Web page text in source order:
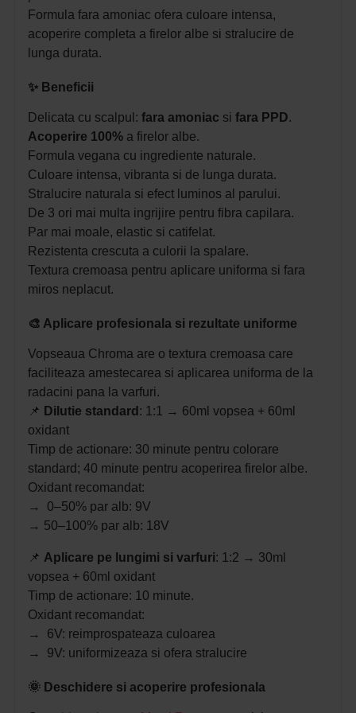
Formula fara amoniac ofera culoare intensa,
acoperire completa a firelor albe si stralucire de
lunga durata.
✨ Beneficii
Delicata cu scalpul: fara amoniac si fara PPD.
Acoperire 100% a firelor albe.
Formula vegana cu ingrediente naturale.
Culoare intensa, vibranta si de lunga durata.
Stralucire naturala si efect luminos al parului.
De 3 ori mai multa ingrijire pentru fibra capilara.
Par mai moale, elastic si catifelat.
Rezistenta crescuta a culorii la spalare.
Textura cremoasa pentru aplicare uniforma si fara
miros neplacut.
🎨 Aplicare profesionala si rezultate uniforme
Vopseaua Chroma are o textura cremoasa care
faciliteaza amestecarea si aplicarea uniforma de la
radacini pana la varfuri.
📌 Dilutie standard : 1:1 → 60ml vopsea + 60ml
oxidant
Timp de actionare: 30 minute pentru colorare
standard; 40 minute pentru acoperirea firelor albe.
Oxidant recomandat:
→ 0–50% par alb: 9V
→ 50–100% par alb: 18V
📌 Aplicare pe lungimi si varfuri: 1:2 → 30ml
vopsea + 60ml oxidant
Timp de actionare: 10 minute.
Oxidant recomandat:
→ 6V: reimprospateaza culoarea
→ 9V: uniformizeaza si ofera stralucire
🌞 Deschidere si acoperire profesionala